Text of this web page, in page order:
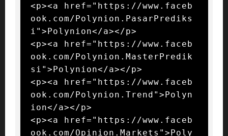
<p><a href="https://www.faceb
ook.com/Polynion.PasarPrediks
i">Polynion</a></p>
<p><a href="https://www.faceb
ook.com/Polynion.MasterPredik
si">Polynion</a></p>
<p><a href="https://www.faceb
ook.com/Polynion.Trend">Polyn
ion</a></p>
<p><a href="https://www.faceb
ook.com/Opinion.Markets">Poly